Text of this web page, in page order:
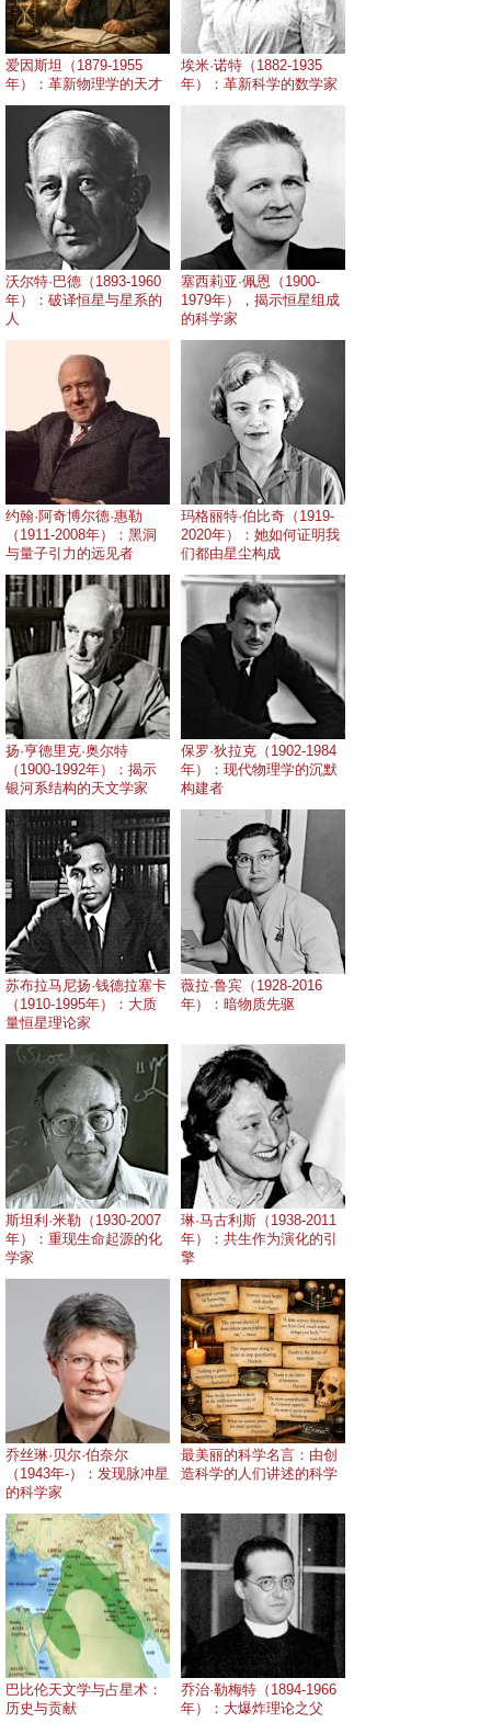
爱因斯坦（1879-1955
年）：革新物理学的天才
埃米·诺特（1882-1935
年）：革新科学的数学家
沃尔特·巴德（1893-1960
年）：破译恒星与星系的
人
塞西莉亚·佩恩（1900-
1979年），揭示恒星组成
的科学家
约翰·阿奇博尔德·惠勒
（1911-2008年）：黑洞
与量子引力的远见者
玛格丽特·伯比奇（1919-
2020年）：她如何证明我
们都由星尘构成
扬·亨德里克·奥尔特
（1900-1992年）：揭示
银河系结构的天文学家
保罗·狄拉克（1902-1984
年）：现代物理学的沉默
构建者
苏布拉马尼扬·钱德拉塞卡
（1910-1995年）：大质
量恒星理论家
薇拉·鲁宾（1928-2016
年）：暗物质先驱
斯坦利·米勒（1930-2007
年）：重现生命起源的化
学家
琳·马古利斯（1938-2011
年）：共生作为演化的引
擎
乔丝琳·贝尔·伯奈尔
（1943年-）：发现脉冲星
的科学家
最美丽的科学名言：由创
造科学的人们讲述的科学
巴比伦天文学与占星术：
历史与贡献
乔治·勒梅特（1894-1966
年）：大爆炸理论之父